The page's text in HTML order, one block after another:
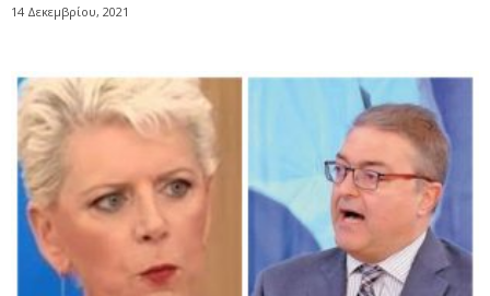
14 Δεκεμβρίου, 2021